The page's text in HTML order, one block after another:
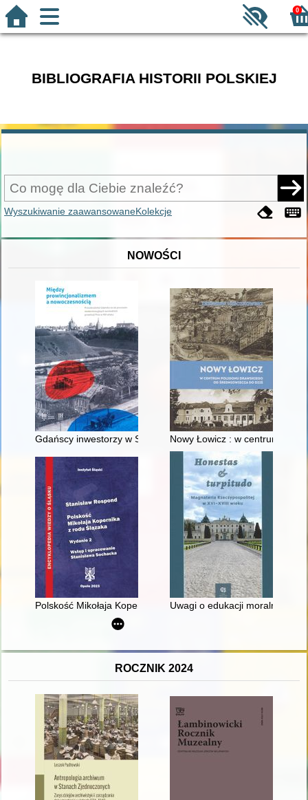
0
BIBLIOGRAFIA HISTORII POLSKIEJ
Wyszukiwanie zaawansowaneKolekcje
NOWOŚCI
Gdańscy inwestorzy w Sopocie : prestiż finansowy i
Nowy Łowicz : w centrum
Polskość Mikołaja Kopernika z rodu ŚlązakaUwagi o edukacji moralnej
ROCZNIK 2024